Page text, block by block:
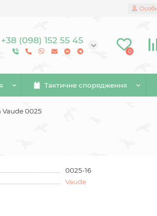
+38 (098) 152 55 45
0
Тактичне спорядження
Vaude 0025
0025-16
Vaude